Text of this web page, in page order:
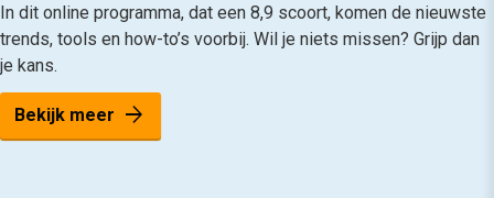
In dit online programma, dat een 8,9 scoort, komen de nieuwste
trends, tools en how-to’s voorbij. Wil je niets missen? Grijp dan
je kans.
Bekijk meer arrow_forward